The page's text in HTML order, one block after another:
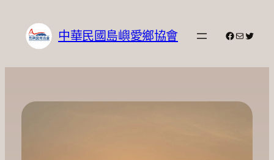
內
中華民國島嶼愛鄉協會 Facebook
電子郵件 X